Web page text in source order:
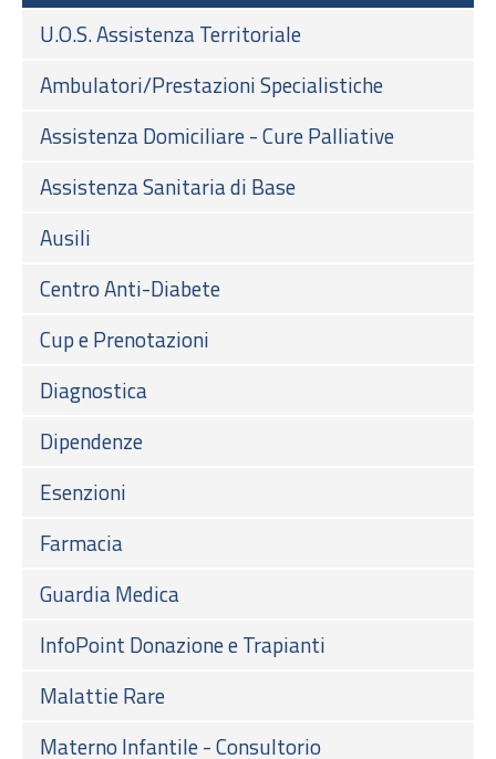
U.O.S. Assistenza Territoriale
Ambulatori/Prestazioni Specialistiche
Assistenza Domiciliare - Cure Palliative
Assistenza Sanitaria di Base
Ausili
Centro Anti-Diabete
Cup e Prenotazioni
Diagnostica
Dipendenze
Esenzioni
Farmacia
Guardia Medica
InfoPoint Donazione e Trapianti
Malattie Rare
Materno Infantile - Consultorio